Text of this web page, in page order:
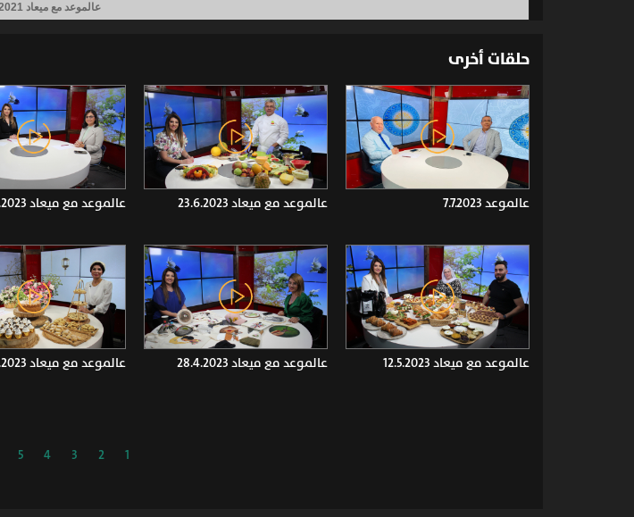
عالموعد مع ميعاد 26.11.2021
حلقات أخرى
عالموعد 7.7.2023 عالموعد مع ميعاد 23.6.2023 عالموعد مع ميعاد 9.6.2023
عالموعد مع ميعاد 12.5.2023 عالموعد مع ميعاد 28.4.2023 عالموعد مع ميعاد 21.4.2023
1
2
3
4
5